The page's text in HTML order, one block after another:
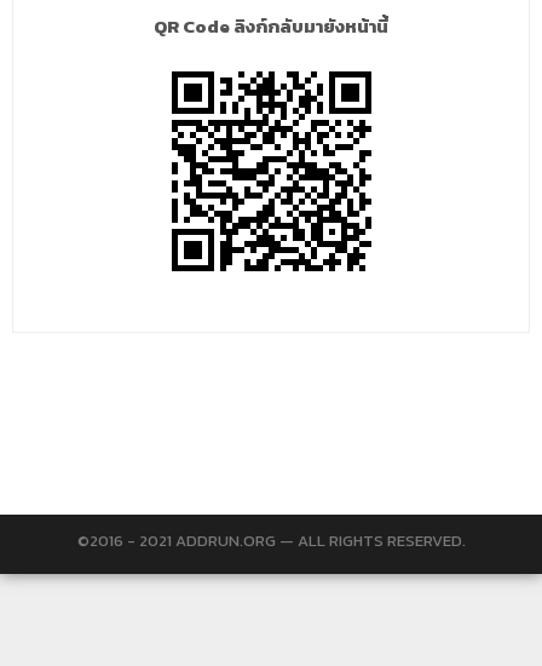
QR Code ลิงก์กลับมายังหน้านี้
©2016 - 2021 ADDRUN.ORG — ALL RIGHTS RESERVED.